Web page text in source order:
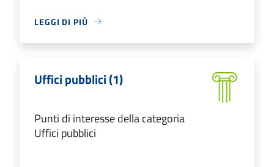
LEGGI DI PIÙ
Uffici pubblici (1)
Punti di interesse della categoria
Uffici pubblici